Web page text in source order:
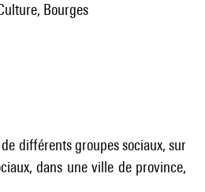
Bourges
différents groupes sociaux, sur
dans une ville de province,